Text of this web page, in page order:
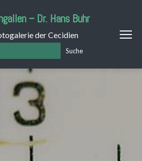
– Dr. Hans Buhr
der Cecidien
Suche